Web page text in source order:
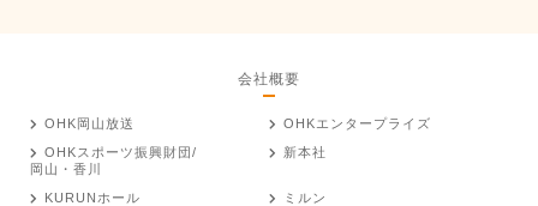
会社概要
OHK岡山放送
OHKエンタープライズ
OHKスポーツ振興財団/
岡山・香川
新本社
KURUNホール
ミルン